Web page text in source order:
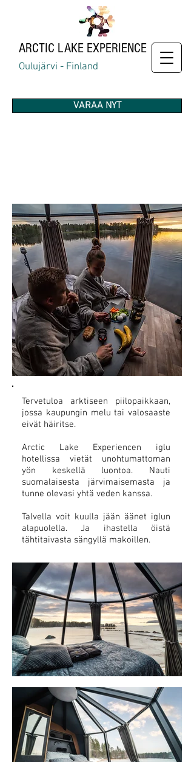
ARCTIC LAKE EXPERIENCE
VARAA NYT
Oulujärvi - Finland
Tervetuloa arktiseen piilopaikkaan,
jossa kaupungin melu tai valosaaste
eivät häiritse.
Arctic Lake Experiencen iglu
hotellissa vietät unohtumattoman
yön keskellä luontoa. Nauti
suomalaisesta järvimaisemasta ja
tunne olevasi yhtä veden kanssa.
Talvella voit kuulla jään äänet iglun
alapuolella. Ja ihastella öistä
tähtitaivasta sängyllä makoillen.